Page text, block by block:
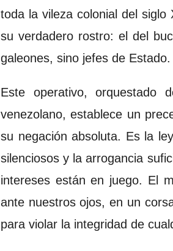
toda la vileza colonial del
su verdadero rostro: el del
galeones, sino jefes de Estado.
Este operativo, orquestado
venezolano, establece un
su negación absoluta. Es la
silenciosos y la arrogancia
intereses están en juego. El
ante nuestros ojos, en un
para violar la integridad de